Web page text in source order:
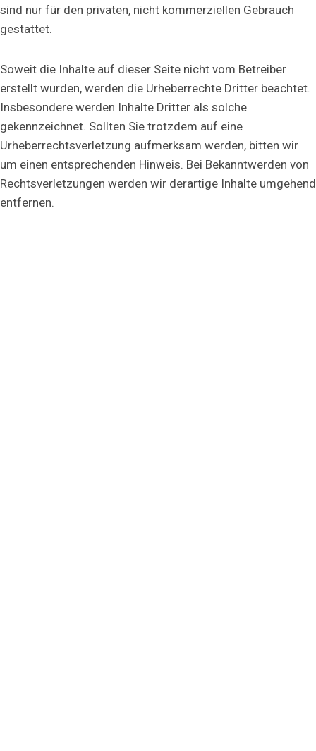
sind nur für den privaten, nicht kommerziellen Gebrauch
gestattet.
Soweit die Inhalte auf dieser Seite nicht vom Betreiber
erstellt wurden, werden die Urheberrechte Dritter beachtet.
Insbesondere werden Inhalte Dritter als solche
gekennzeichnet. Sollten Sie trotzdem auf eine
Urheberrechtsverletzung aufmerksam werden, bitten wir
um einen entsprechenden Hinweis. Bei Bekanntwerden von
Rechtsverletzungen werden wir derartige Inhalte umgehend
entfernen.